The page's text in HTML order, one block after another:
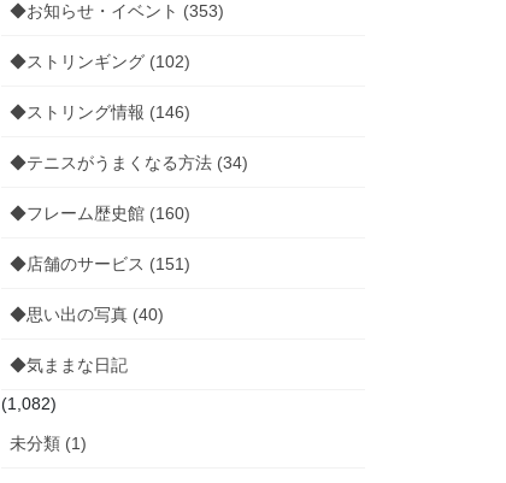
◆お知らせ・イベント (353)
◆ストリンギング (102)
◆ストリング情報 (146)
◆テニスがうまくなる方法 (34)
◆フレーム歴史館 (160)
◆店舗のサービス (151)
◆思い出の写真 (40)
◆気ままな日記
(1,082)
未分類 (1)